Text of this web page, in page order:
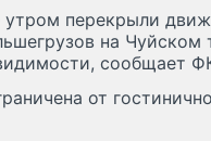
перекрыли
на Чуйском
сообщает
от